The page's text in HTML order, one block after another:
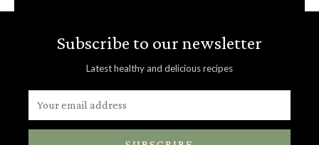
Subscribe to our newsletter
Latest healthy and delicious recipes